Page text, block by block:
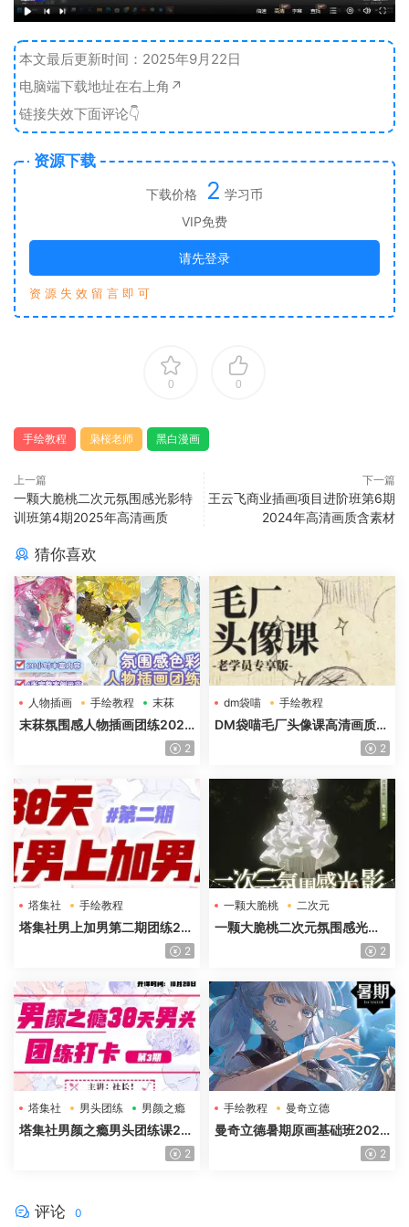
本文最后更新时间：2025年9月22日
电脑端下载地址在右上角↗️
链接失效下面评论👇
资源下载
下载价格 2 学习币
VIP免费
请先登录
资 源 失 效 留 言 即 可
0 0
手绘教程 枭桜老师 黑白漫画
上一篇
一颗大脆桃二次元氛围感光影特
训班第4期2025年高清画质
下一篇
王云飞商业插画项目进阶班第6期
2024年高清画质含素材
猜你喜欢
人物插画 手绘教程 末菻
末菻氛围感人物插画团练2025
2
dm袋喵
手绘教程
毛厂头像
DM袋喵毛厂头像课高清画质含
2
塔集社 手绘教程
塔集社男上加男第二期团练20
2
一颗大脆桃
二次元
光影特训班
一颗大脆桃二次元氛围感光影
特训班第5期2025年高清画质2
塔集社 男头团练 男颜之瘾
塔集社男颜之瘾男头团练课20
2
手绘教程 曼奇立德
曼奇立德暑期原画基础班2025
2
评论 0